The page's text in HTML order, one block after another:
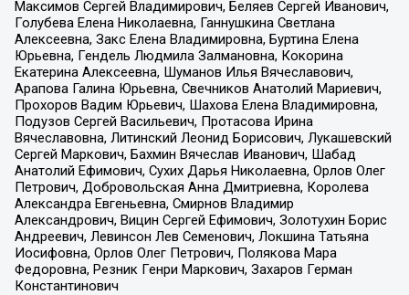
Максимов Сергей Владимирович, Беляев Сергей Иванович,
Голубева Елена Николаевна, Ганнушкина Светлана
Алексеевна, Закс Елена Владимировна, Буртина Елена
Юрьевна, Гендель Людмила Залмановна, Кокорина
Екатерина Алексеевна, Шуманов Илья Вячеславович,
Арапова Галина Юрьевна, Свечников Анатолий Мариевич,
Прохоров Вадим Юрьевич, Шахова Елена Владимировна,
Подузов Сергей Васильевич, Протасова Ирина
Вячеславовна, Литинский Леонид Борисович, Лукашевский
Сергей Маркович, Бахмин Вячеслав Иванович, Шабад
Анатолий Ефимович, Сухих Дарья Николаевна, Орлов Олег
Петрович, Добровольская Анна Дмитриевна, Королева
Александра Евгеньевна, Смирнов Владимир
Александрович, Вицин Сергей Ефимович, Золотухин Борис
Андреевич, Левинсон Лев Семенович, Локшина Татьяна
Иосифовна, Орлов Олег Петрович, Полякова Мара
Федоровна, Резник Генри Маркович, Захаров Герман
Константинович